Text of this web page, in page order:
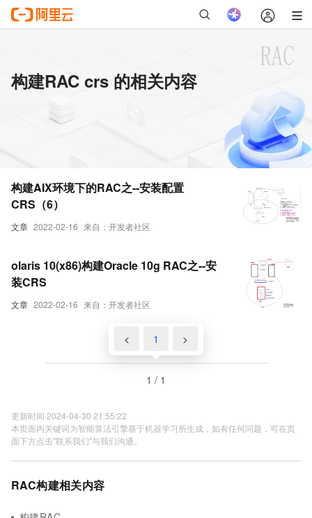
构建RAC crs 的相关内容
文章 2022-02-16 来自：开发者社区
构建AIX环境下的RAC之--安装配置
CRS（6）
文章 2022-02-16 来自：开发者社区
olaris 10(x86)构建Oracle 10g RAC之--安
装CRS
< 1 >
1 / 1
更新时间 2024-04-30 21:55:22
本页面内关键词为智能算法引擎基于机器学习所生成，如有任何问题，可在页
面下方点击"联系我们"与我们沟通。
RAC构建相关内容